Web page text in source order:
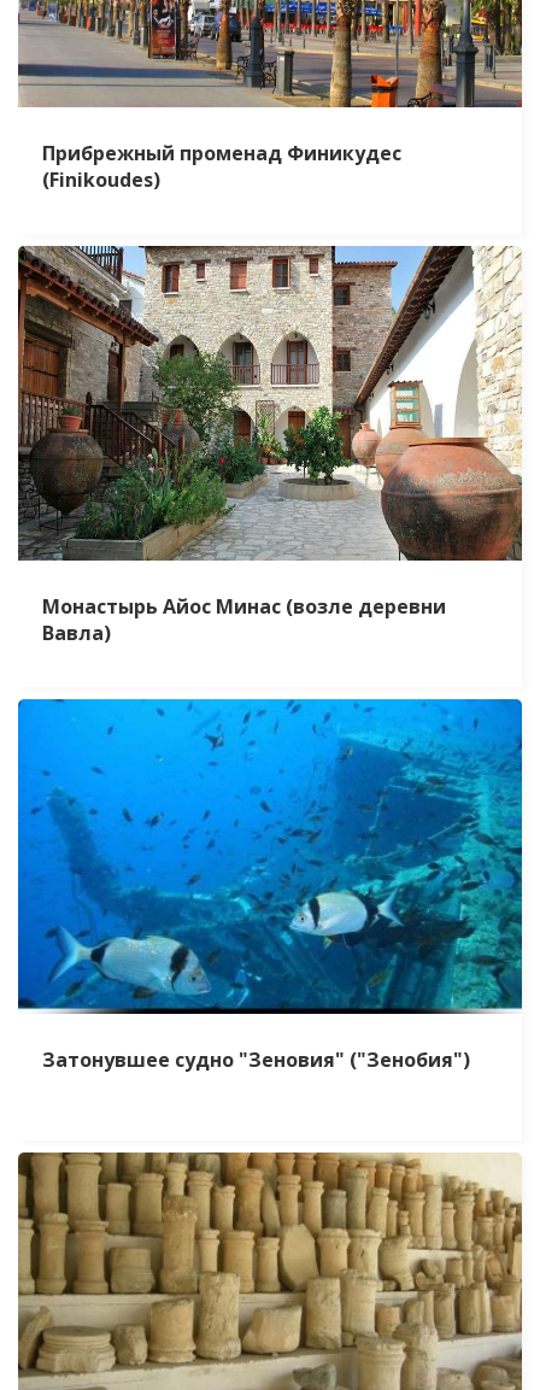
Прибрежный променад Финикудес
(Finikoudes)
Монастырь Айос Минас (возле деревни
Вавла)
Затонувшее судно "Зеновия" ("Зенобия")